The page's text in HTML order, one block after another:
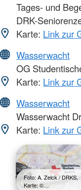
Tages- und
DRK-
Karte: Link zur
Wasserwacht
OG
Karte: Link zur
Wasserwacht
Wasserwacht
Karte: Link zur
Foto: A. Zelck / DRKS,
Karte: ©…